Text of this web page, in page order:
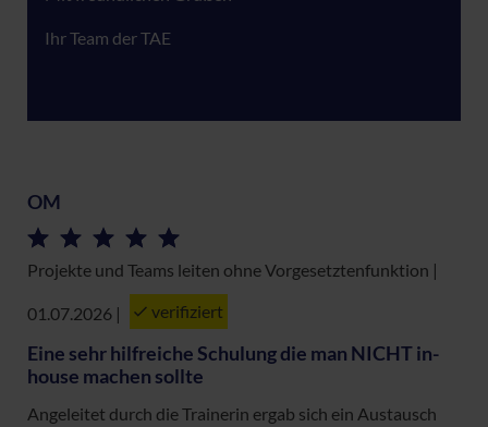
Ihr Team der TAE
OM
Projekte und Teams leiten ohne Vorgesetztenfunktion |
01.07.2026 | verifiziert
Eine sehr hilfreiche Schulung die man NICHT in-
house machen sollte
Angeleitet durch die Trainerin ergab sich ein Austausch